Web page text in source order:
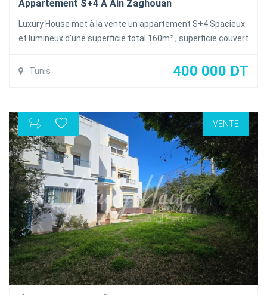
Appartement S+4 À Ain Zaghouan
Luxury House met à la vente un appartement S+4 Spacieux
et lumineux d'une superficie total 160m² , superficie couvert
dans une résidence calme et sécurisé à #Ain Zaghouan
avec séchoir , Trois chambres à coucher partageant une
salle de bain commune , une suite parentale avec salle de
douche à l'italienne
L'appartement est équipée de la climatisation en Split et du
chauffage central et une place de parking .
Titre individuelle
Tunis 400 000 DT
VENTE